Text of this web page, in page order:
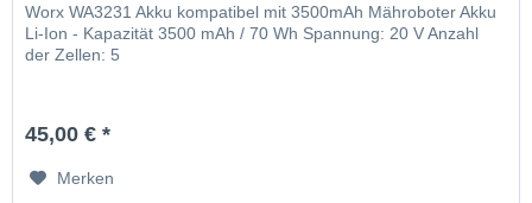
Worx WA3231 Akku kompatibel mit 3500mAh Mähroboter Akku
Li-Ion - Kapazität 3500 mAh / 70 Wh Spannung: 20 V Anzahl
der Zellen: 5
45,00 € *
Merken